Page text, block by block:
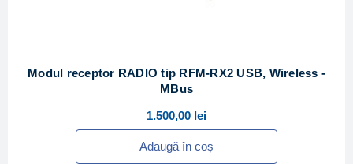
Modul receptor RADIO tip RFM-RX2 USB, Wireless -
MBus
1.500,00 lei
Adaugă în coș